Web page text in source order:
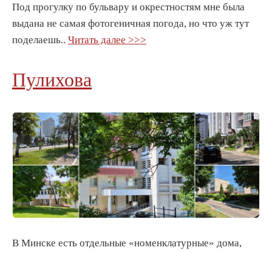
Под прогулку по бульвару и окрестностям мне была
выдана не самая фотогеничная погода, но что уж тут
поделаешь.. Читать далее >>>
Пулихова
В Минске есть отдельные «номенклатурные» дома,